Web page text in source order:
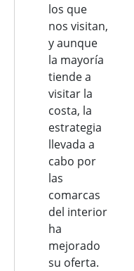
los que
nos visitan,
y aunque
la mayoría
tiende a
visitar la
costa, la
estrategia
llevada a
cabo por
las
comarcas
del interior
ha
mejorado
su oferta.